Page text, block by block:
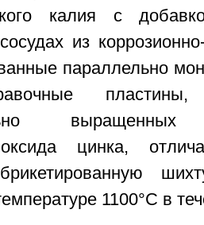
калия с
из
параллельно
выращенных
оксида цинка,
1100°С в